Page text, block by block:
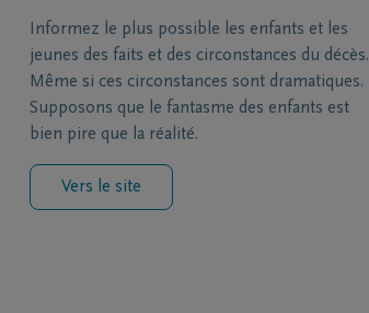
Informez le plus possible les enfants et les
jeunes des faits et des circonstances du décès.
Même si ces circonstances sont dramatiques.
Supposons que le fantasme des enfants est
bien pire que la réalité.
Vers le site